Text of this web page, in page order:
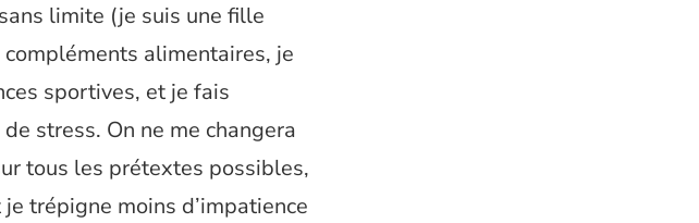
limite (je suis une fille
compléments alimentaires, je
sportives, et je fais
stress. On ne me changera
tous les prétextes possibles,
trépigne moins d’impatience